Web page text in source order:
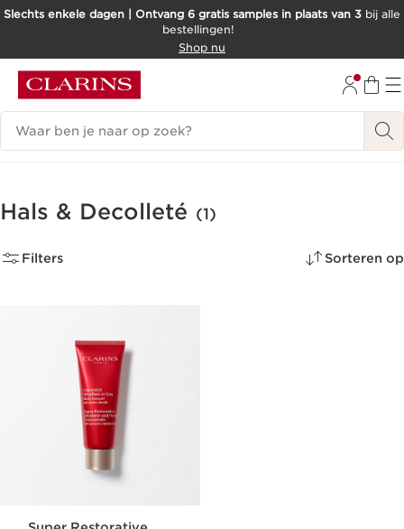
DOORGAAN NAAR INHOUD
Slechts enkele dagen | Ontvang 6 gratis samples in plaats van 3 bij alle
bestellingen!
Shop nu
Zoekgeschiedenis
Hals & Decolleté (1)
Filters Sorteren op